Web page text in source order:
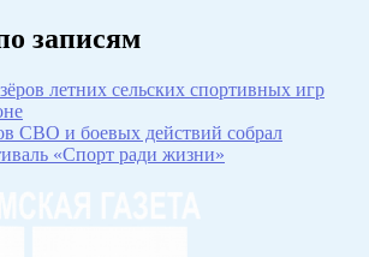
записям
летних сельских спортивных игр
СВО и боевых действий собрал
«Спорт ради жизни»